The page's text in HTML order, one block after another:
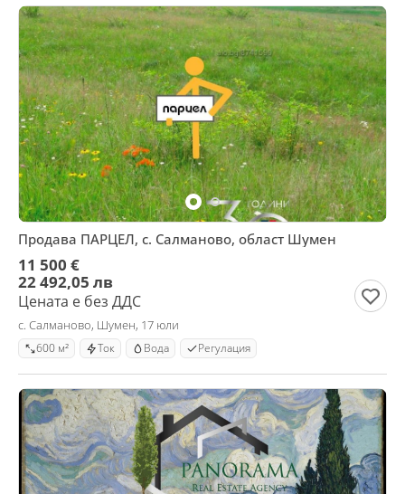
Продава ПАРЦЕЛ, с. Салманово, област Шумен
11 500 €
22 492,05 лв
Цената е без ДДС
с. Салманово, Шумен, 17 юли
600 м² Ток Вода Регулация